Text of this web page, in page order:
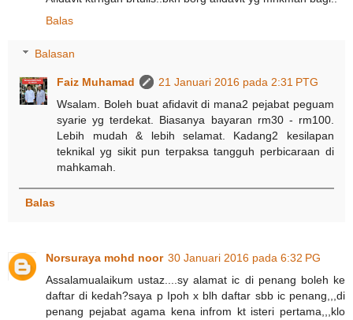
Balas
Balasan
Faiz Muhamad
21 Januari 2016 pada 2:31 PTG
Wsalam. Boleh buat afidavit di mana2 pejabat peguam
syarie yg terdekat. Biasanya bayaran rm30 - rm100.
Lebih mudah & lebih selamat. Kadang2 kesilapan
teknikal yg sikit pun terpaksa tangguh perbicaraan di
mahkamah.
Balas
Norsuraya mohd noor 30 Januari 2016 pada 6:32 PG
Assalamualaikum ustaz....sy alamat ic di penang boleh ke
daftar di kedah?saya p Ipoh x blh daftar sbb ic penang,,,di
penang pejabat agama kena infrom kt isteri pertama,,,klo